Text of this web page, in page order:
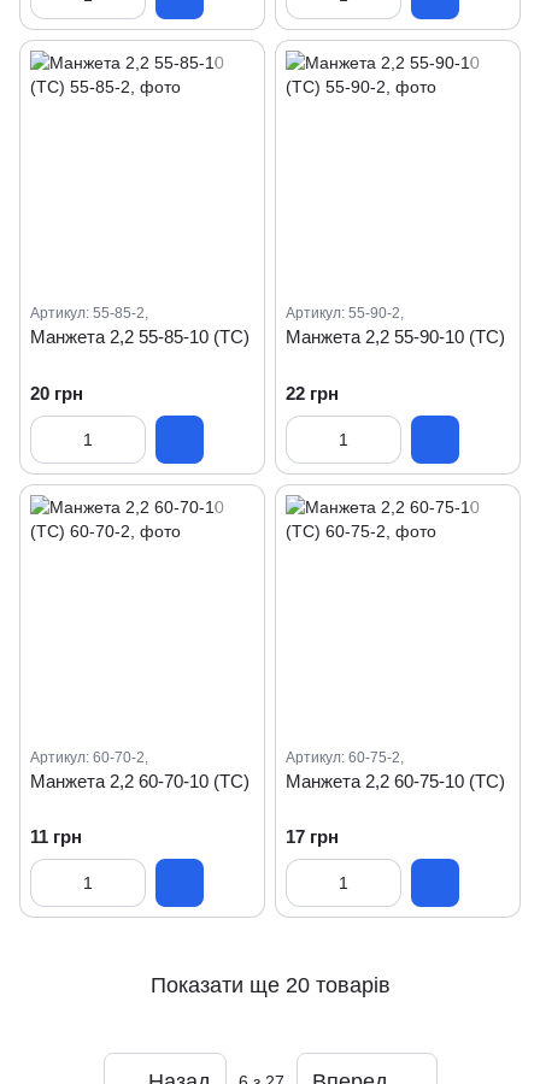
Артикул: 55-85-2,
Манжета 2,2 55-85-10 (ТС)
20 грн
Артикул: 55-90-2,
Манжета 2,2 55-90-10 (ТС)
22 грн
Артикул: 60-70-2,
Манжета 2,2 60-70-10 (ТС)
11 грн
Артикул: 60-75-2,
Манжета 2,2 60-75-10 (ТС)
17 грн
Показати ще 20 товарів